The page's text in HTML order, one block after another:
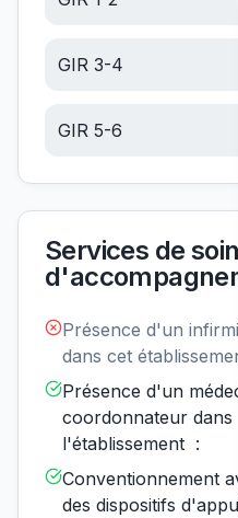
GIR 3-4
GIR 5-6
Services de soin
Présence d'un
dans cet
Présence d'un
coordonnateur dans
l'établissement :
Conventionnement
des dispositifs d'appui